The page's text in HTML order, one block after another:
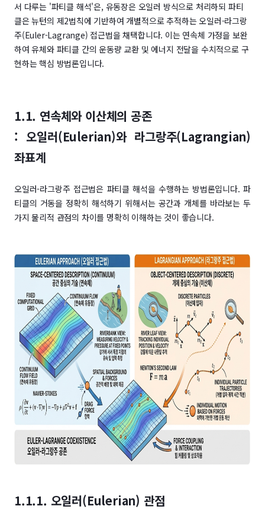
서 다루는 '파티클 해석'은, 유동장은 오일러 방식으로 처리하되 파티
클은 뉴턴의 제2법칙에 기반하여 개별적으로 추적하는 오일러-라그랑
주(Euler-Lagrange) 접근법을 채택합니다. 이는 연속체 가정을 보완
하여 유체와 파티클 간의 운동량 교환 및 에너지 전달을 수치적으로 구
현하는 핵심 방법론입니다.
1.1. 연속체와 이산체의 공존
: 오일러(Eulerian)와 라그랑주(Lagrangian)
좌표계
오일러-라그랑주 접근법은 파티클 해석을 수행하는 방법론입니다. 파
티클의 거동을 정확히 해석하기 위해서는 공간과 개체를 바라보는 두
가지 물리적 관점의 차이를 명확히 이해하는 것이 좋습니다.
1.1.1. 오일러(Eulerian) 관점